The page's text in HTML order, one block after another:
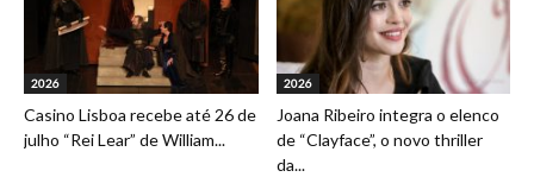
2026
Casino Lisboa recebe até 26 de
julho “Rei Lear” de William...
2026
Joana Ribeiro integra o elenco
de “Clayface”, o novo thriller
da...